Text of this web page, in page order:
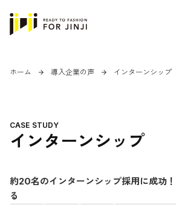
ホーム arrow_forward 導入企業の声 arrow_forward インターンシップ
CASE STUDY
インターンシップ
約20名のインターンシップ採用に成功
る